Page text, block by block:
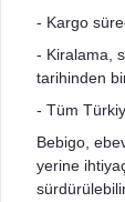
- Kargo
- Kiralama,
tarihinden
- Tüm
Bebigo,
yerine